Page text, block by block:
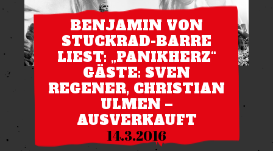
BENJAMIN VON
STUCKRAD-BARRE
LIEST: „PANIKHERZ“
GÄSTE: SVEN
REGENER, CHRISTIAN
ULMEN –
AUSVERKAUFT
14.3.2016